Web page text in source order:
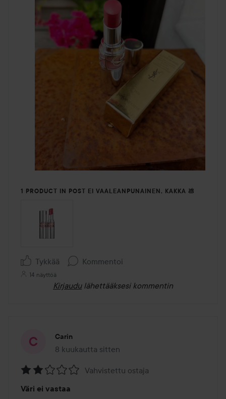
1 PRODUCT IN POST EI VAALEANPUNAINEN, KAKKA 💩
Tykkää Kommentoi
14 näyttöä
Kirjaudu lähettääksesi kommentin
Carin
8 kuukautta sitten
Viesti luotiin 8 kuukautta sitten
2
Vahvistettu ostaja
Väri ei vastaa